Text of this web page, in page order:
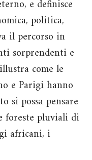
e definisce
politica,
il percorso in
sorprendenti e
come le
e Parigi hanno
si possa pensare
foreste pluviali di
africani, i